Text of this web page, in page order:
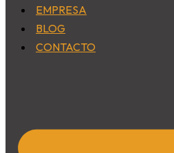
EMPRESA
BLOG
CONTACTO